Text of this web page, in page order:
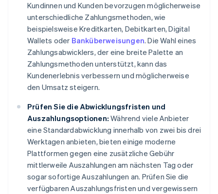
Kundinnen und Kunden bevorzugen möglicherweise
unterschiedliche Zahlungsmethoden, wie
beispielsweise Kreditkarten, Debitkarten, Digital
Wallets oder Banküberweisungen. Die Wahl eines
Zahlungsabwicklers, der eine breite Palette an
Zahlungsmethoden unterstützt, kann das
Kundenerlebnis verbessern und möglicherweise
den Umsatz steigern.
Prüfen Sie die Abwicklungsfristen und
Auszahlungsoptionen: Während viele Anbieter
eine Standardabwicklung innerhalb von zwei bis drei
Werktagen anbieten, bieten einige moderne
Plattformen gegen eine zusätzliche Gebühr
mittlerweile Auszahlungen am nächsten Tag oder
sogar sofortige Auszahlungen an. Prüfen Sie die
verfügbaren Auszahlungsfristen und vergewissern